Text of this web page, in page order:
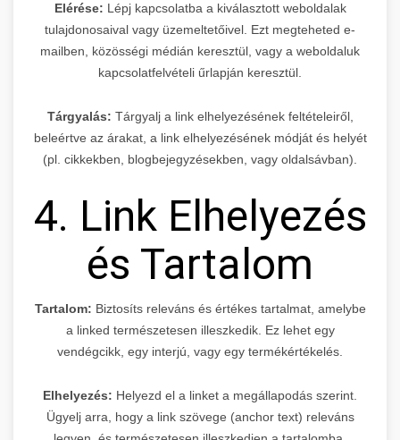
Elérése: Lépj kapcsolatba a kiválasztott weboldalak
tulajdonosaival vagy üzemeltetőivel. Ezt megteheted e-
mailben, közösségi médián keresztül, vagy a weboldaluk
kapcsolatfelvételi űrlapján keresztül.
Tárgyalás: Tárgyalj a link elhelyezésének feltételeiről,
beleértve az árakat, a link elhelyezésének módját és helyét
(pl. cikkekben, blogbejegyzésekben, vagy oldalsávban).
4. Link Elhelyezés
és Tartalom
Tartalom: Biztosíts releváns és értékes tartalmat, amelybe
a linked természetesen illeszkedik. Ez lehet egy
vendégcikk, egy interjú, vagy egy termékértékelés.
Elhelyezés: Helyezd el a linket a megállapodás szerint.
Ügyelj arra, hogy a link szövege (anchor text) releváns